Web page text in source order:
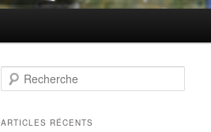
Recherche
ARTICLES RÉCENTS